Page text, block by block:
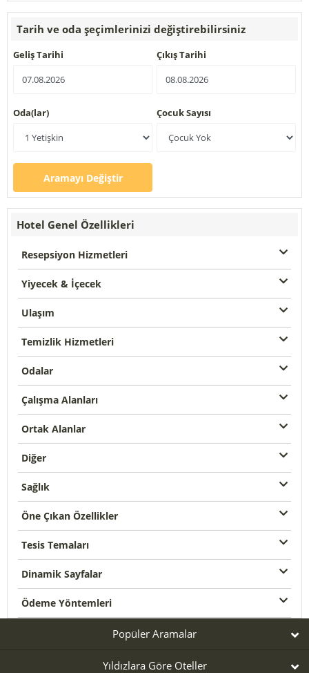
Tarih ve oda şeçimlerinizi değiştirebilirsiniz
Geliş Tarihi Çıkış Tarihi
Oda(lar) Çocuk Sayısı
Aramayı Değiştir
Hotel Genel Özellikleri
Resepsiyon Hizmetleri
Yiyecek & İçecek
Ulaşım
Temizlik Hizmetleri
Odalar
Çalışma Alanları
Ortak Alanlar
Diğer
Sağlık
Öne Çıkan Özellikler
Tesis Temaları
Dinamik Sayfalar
Ödeme Yöntemleri
Popüler Aramalar
Yıldızlara Göre Oteller